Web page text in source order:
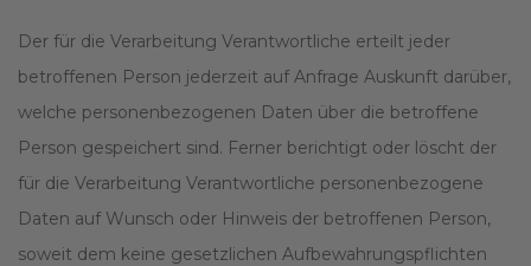
Der für die Verarbeitung Verantwortliche erteilt jeder
betroffenen Person jederzeit auf Anfrage Auskunft darüber,
welche personenbezogenen Daten über die betroffene
Person gespeichert sind. Ferner berichtigt oder löscht der
für die Verarbeitung Verantwortliche personenbezogene
Daten auf Wunsch oder Hinweis der betroffenen Person,
soweit dem keine gesetzlichen Aufbewahrungspflichten